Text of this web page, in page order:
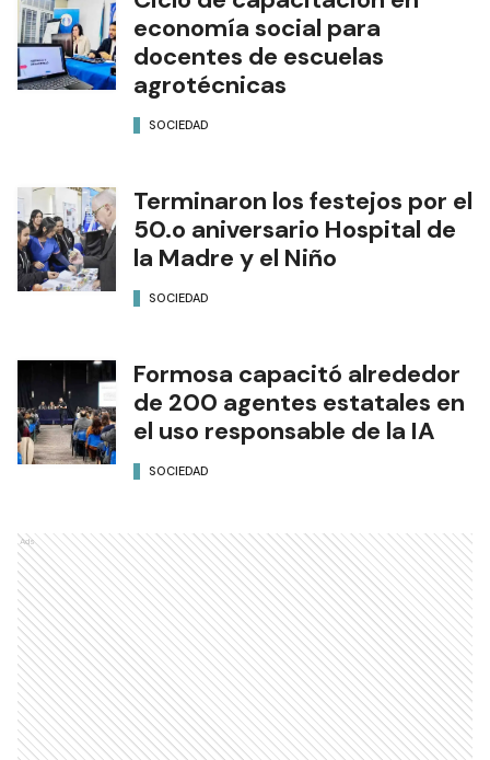
economía social para
docentes de escuelas
agrotécnicas
SOCIEDAD
Terminaron los festejos por el
50.o aniversario Hospital de
la Madre y el Niño
SOCIEDAD
Formosa capacitó alrededor
de 200 agentes estatales en
el uso responsable de la IA
SOCIEDAD
Ads